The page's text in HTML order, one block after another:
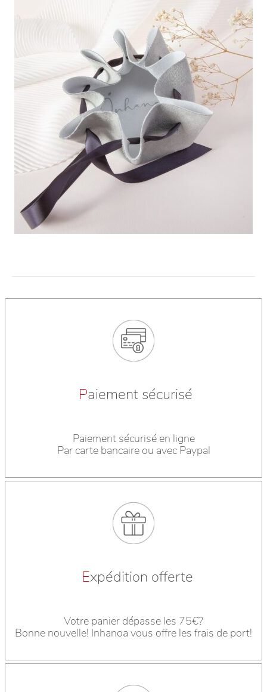
Paiement sécurisé
Paiement sécurisé en ligne
Par carte bancaire ou avec Paypal
Expédition offerte
Votre panier dépasse les 75€?
Bonne nouvelle! Inhanoa vous offre les frais de port!